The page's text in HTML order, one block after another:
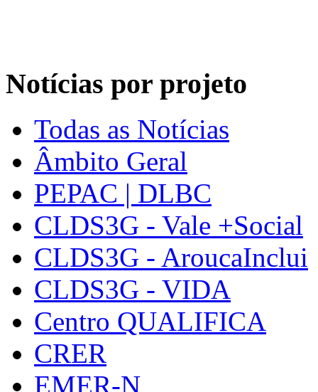
Notícias por projeto
Todas as Notícias
Âmbito Geral
PEPAC | DLBC
CLDS3G - Vale +Social
CLDS3G - AroucaInclui
CLDS3G - VIDA
Centro QUALIFICA
CRER
EMER-N